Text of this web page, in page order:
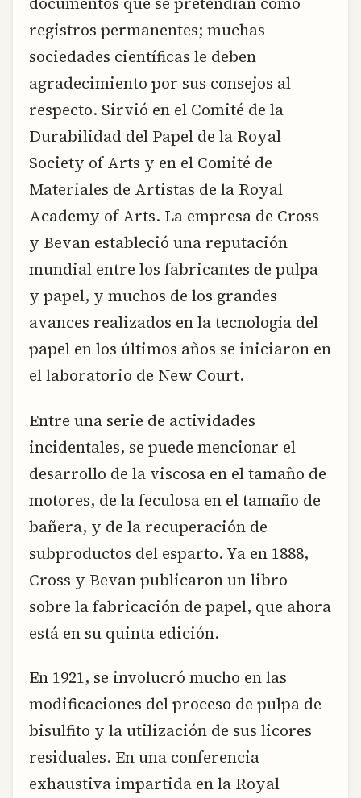
registros permanentes; muchas
sociedades científicas le deben
agradecimiento por sus consejos al
respecto. Sirvió en el Comité de la
Durabilidad del Papel de la Royal
Society of Arts y en el Comité de
Materiales de Artistas de la Royal
Academy of Arts. La empresa de Cross
y Bevan estableció una reputación
mundial entre los fabricantes de pulpa
y papel, y muchos de los grandes
avances realizados en la tecnología del
papel en los últimos años se iniciaron en
el laboratorio de New Court.
Entre una serie de actividades
incidentales, se puede mencionar el
desarrollo de la viscosa en el tamaño de
motores, de la feculosa en el tamaño de
bañera, y de la recuperación de
subproductos del esparto. Ya en 1888,
Cross y Bevan publicaron un libro
sobre la fabricación de papel, que ahora
está en su quinta edición.
En 1921, se involucró mucho en las
modificaciones del proceso de pulpa de
bisulfito y la utilización de sus licores
residuales. En una conferencia
exhaustiva impartida en la Royal